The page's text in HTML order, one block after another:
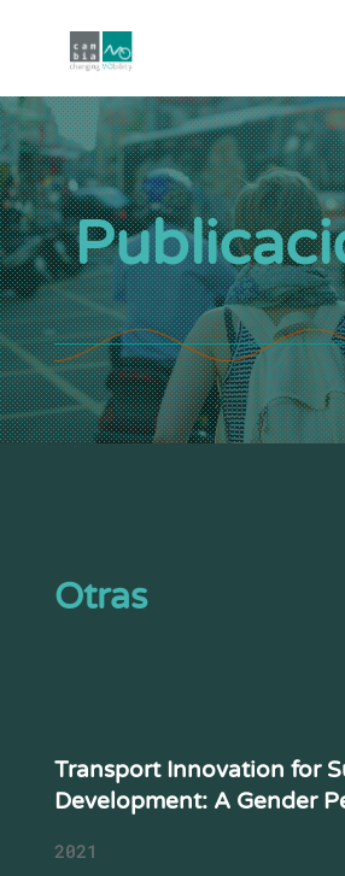
Otras
Transport Innovation for
Development: A Gender
2021